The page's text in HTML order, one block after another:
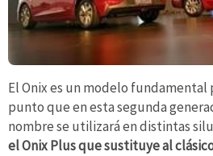
El Onix es un modelo fundamental
punto que en esta segunda
nombre se utilizará en distintas
el Onix Plus que sustituye al